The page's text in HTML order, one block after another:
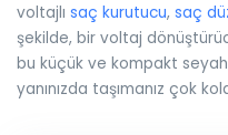
voltajlı saç kurutucu, saç
şekilde, bir voltaj
bu küçük ve kompakt
yanınızda taşımanız çok